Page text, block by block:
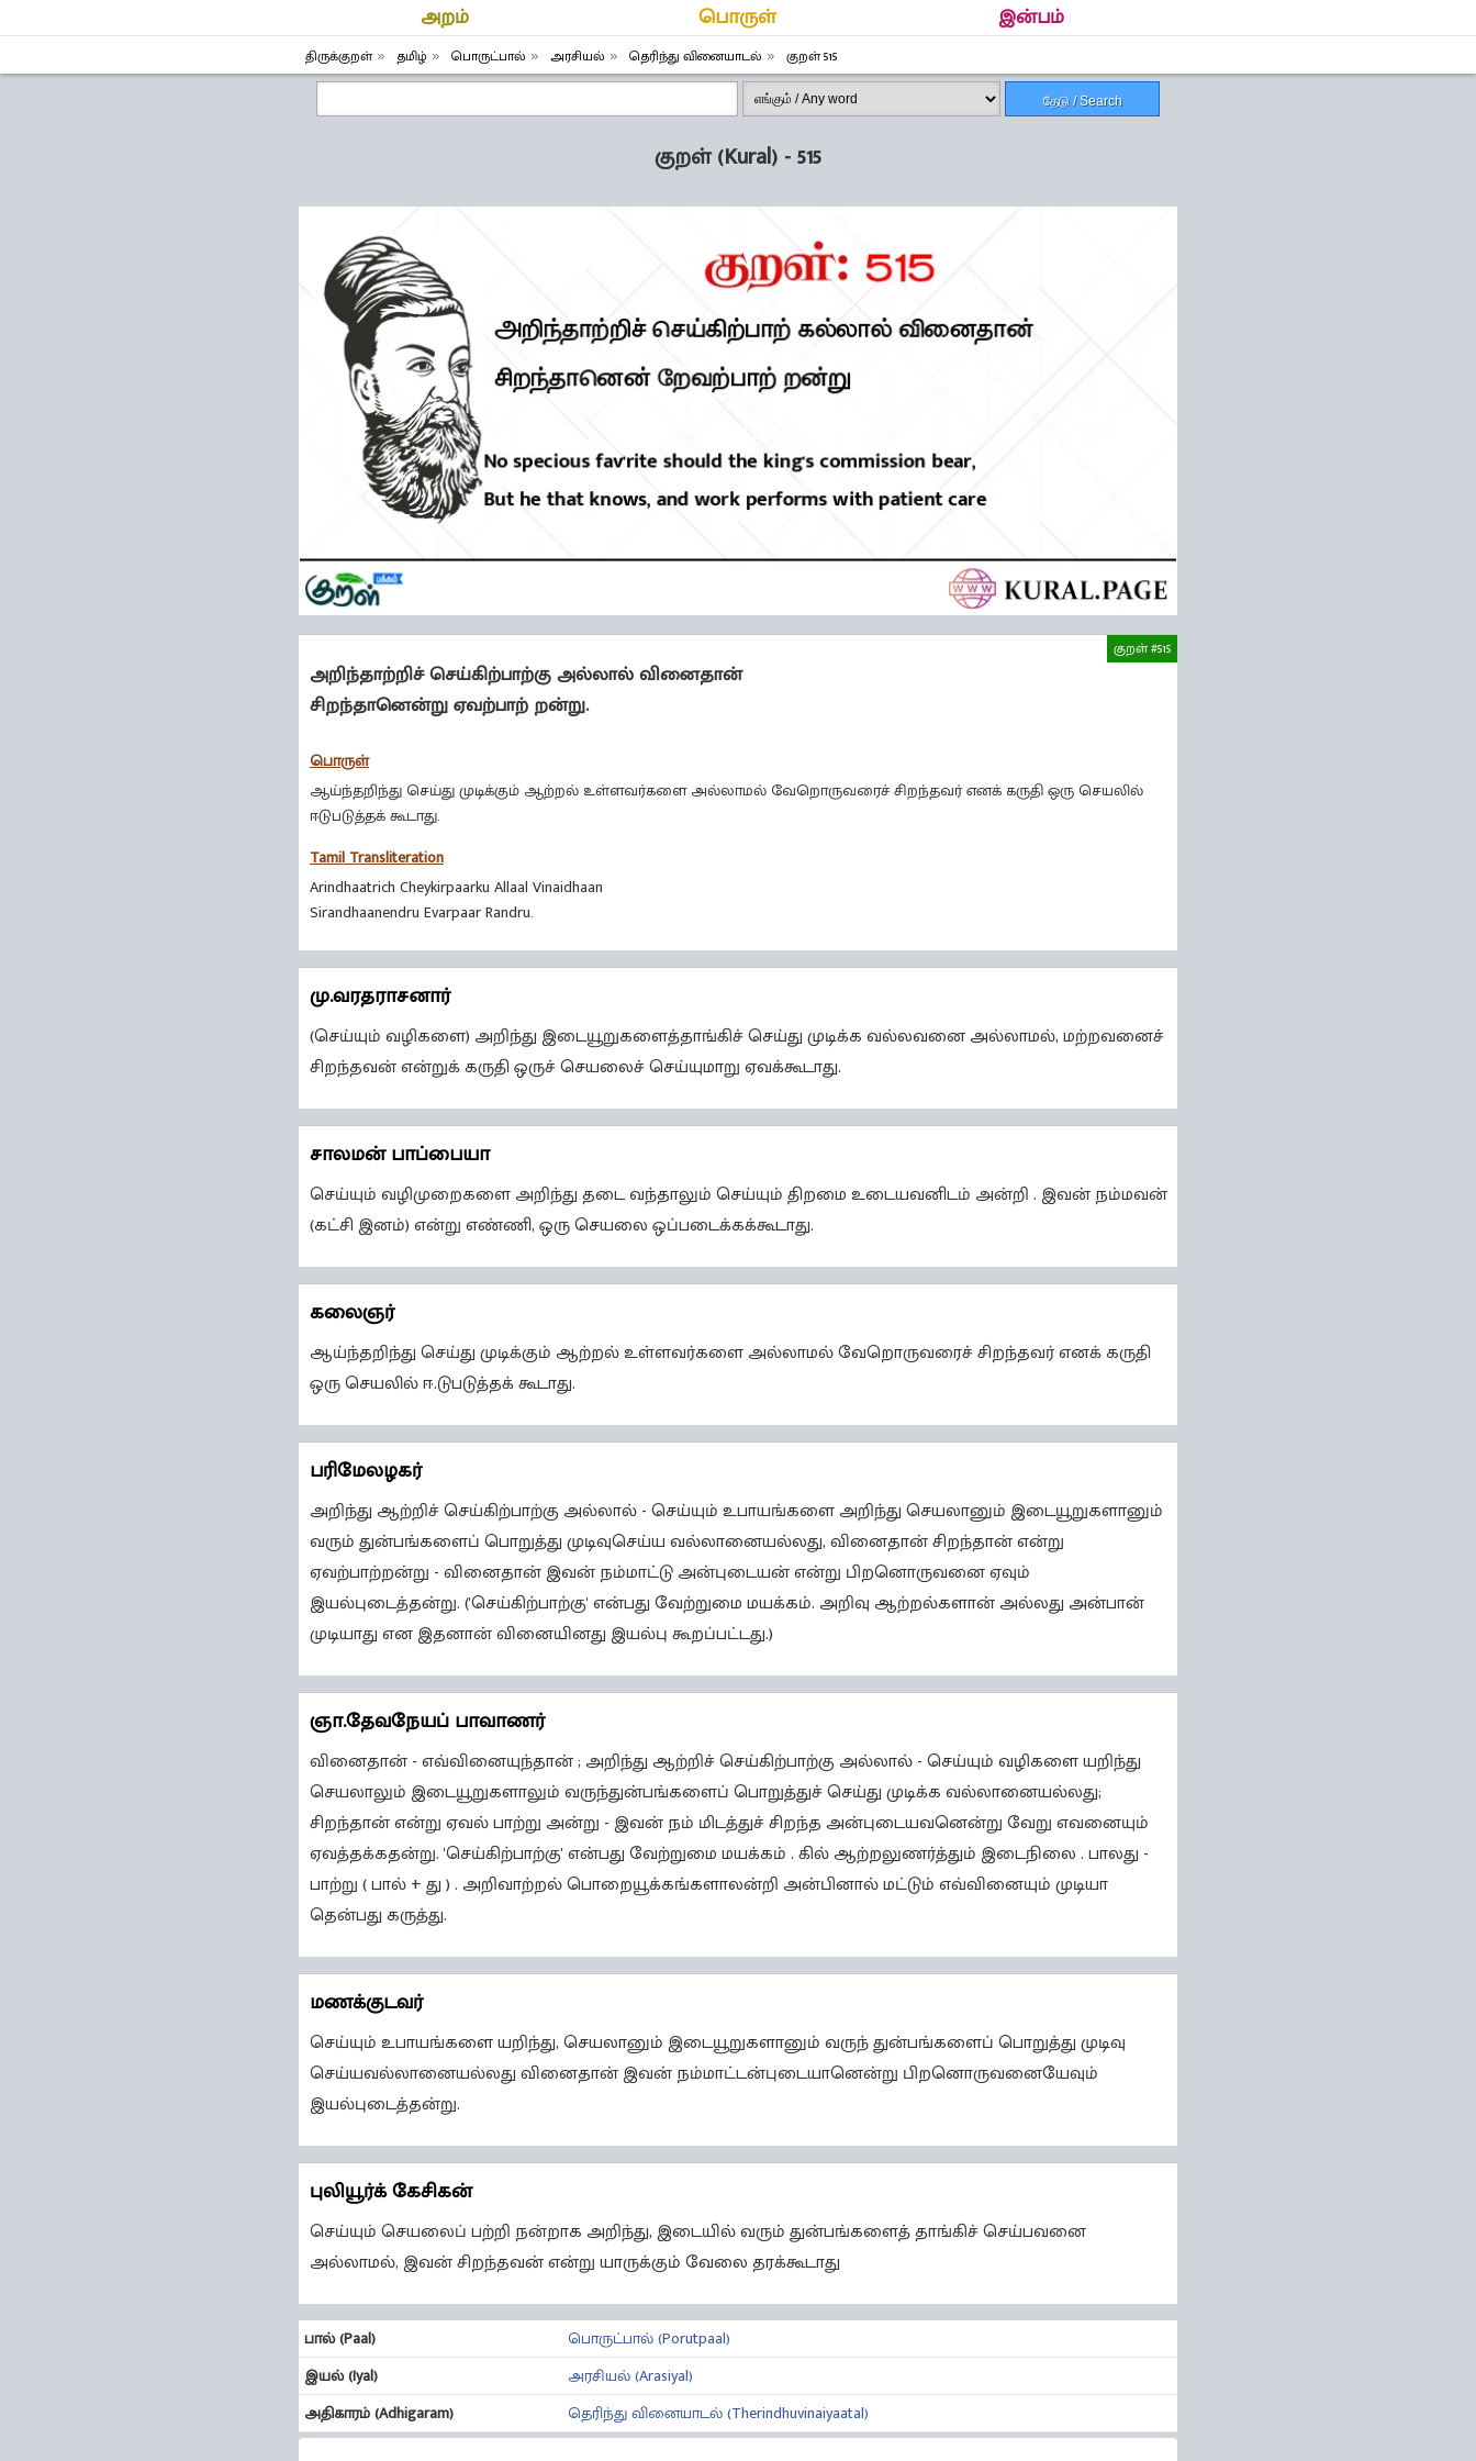
அறம் பொருள் இன்பம்
திருக்குறள் தமிழ் பொருட்பால் அரசியல் தெரிந்து வினையாடல் குறள் 515
தேடு / Search
குறள் (Kural) - 515
குறள் #515
அறிந்தாற்றிச் செய்கிற்பாற்கு அல்லால் வினைதான்
சிறந்தானென்று ஏவற்பாற் றன்று.
பொருள்
ஆய்ந்தறிந்து செய்து முடிக்கும் ஆற்றல் உள்ளவர்களை அல்லாமல் வேறொருவரைச் சிறந்தவர் எனக் கருதி ஒரு செயலில்
ஈடுபடுத்தக் கூடாது.
Tamil Transliteration
Arindhaatrich Cheykirpaarku Allaal Vinaidhaan
Sirandhaanendru Evarpaar Randru.
மு.வரதராசனார்
(செய்யும் வழிகளை) அறிந்து இடையூறுகளைத்தாங்கிச் செய்து முடிக்க வல்லவனை அல்லாமல், மற்றவனைச்
சிறந்தவன் என்றுக் கருதி ஒருச் செயலைச் செய்யுமாறு ஏவக்கூடாது.
சாலமன் பாப்பையா
செய்யும் வழிமுறைகளை அறிந்து தடை வந்தாலும் செய்யும் திறமை உடையவனிடம் அன்றி . இவன் நம்மவன்
(கட்சி இனம்) என்று எண்ணி, ஒரு செயலை ஒப்படைக்கக்கூடாது.
கலைஞர்
ஆய்ந்தறிந்து செய்து முடிக்கும் ஆற்றல் உள்ளவர்களை அல்லாமல் வேறொருவரைச் சிறந்தவர் எனக் கருதி
ஒரு செயலில் ஈ.டுபடுத்தக் கூடாது.
பரிமேலழகர்
அறிந்து ஆற்றிச் செய்கிற்பாற்கு அல்லால் - செய்யும் உபாயங்களை அறிந்து செயலானும் இடையூறுகளானும்
வரும் துன்பங்களைப் பொறுத்து முடிவுசெய்ய வல்லானையல்லது, வினைதான் சிறந்தான் என்று
ஏவற்பாற்றன்று - வினைதான் இவன் நம்மாட்டு அன்புடையன் என்று பிறனொருவனை ஏவும்
இயல்புடைத்தன்று. ('செய்கிற்பாற்கு' என்பது வேற்றுமை மயக்கம். அறிவு ஆற்றல்களான் அல்லது அன்பான்
முடியாது என இதனான் வினையினது இயல்பு கூறப்பட்டது.)
ஞா.தேவநேயப் பாவாணர்
வினைதான் - எவ்வினையுந்தான் ; அறிந்து ஆற்றிச் செய்கிற்பாற்கு அல்லால் - செய்யும் வழிகளை யறிந்து
செயலாலும் இடையூறுகளாலும் வருந்துன்பங்களைப் பொறுத்துச் செய்து முடிக்க வல்லானையல்லது;
சிறந்தான் என்று ஏவல் பாற்று அன்று - இவன் நம் மிடத்துச் சிறந்த அன்புடையவனென்று வேறு எவனையும்
ஏவத்தக்கதன்று. 'செய்கிற்பாற்கு' என்பது வேற்றுமை மயக்கம் . கில் ஆற்றலுணர்த்தும் இடைநிலை . பாலது -
பாற்று ( பால் + து ) . அறிவாற்றல் பொறையூக்கங்களாலன்றி அன்பினால் மட்டும் எவ்வினையும் முடியா
தென்பது கருத்து.
மணக்குடவர்
செய்யும் உபாயங்களை யறிந்து, செயலானும் இடையூறுகளானும் வருந் துன்பங்களைப் பொறுத்து முடிவு
செய்யவல்லானையல்லது வினைதான் இவன் நம்மாட்டன்புடையானென்று பிறனொருவனையேவும்
இயல்புடைத்தன்று.
புலியூர்க் கேசிகன்
செய்யும் செயலைப் பற்றி நன்றாக அறிந்து, இடையில் வரும் துன்பங்களைத் தாங்கிச் செய்பவனை
அல்லாமல், இவன் சிறந்தவன் என்று யாருக்கும் வேலை தரக்கூடாது
பால் (Paal)
பொருட்பால் (Porutpaal)
இயல் (Iyal)
அரசியல் (Arasiyal)
அதிகாரம் (Adhigaram)
தெரிந்து வினையாடல் (Therindhuvinaiyaatal)